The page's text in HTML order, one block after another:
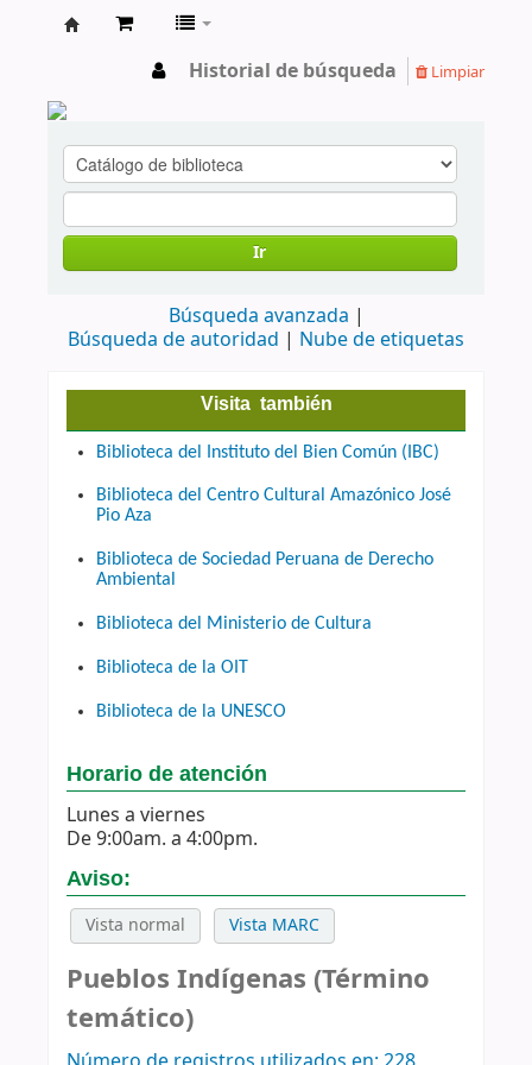
Historial de búsqueda Limpiar
Ir
Búsqueda avanzada
Búsqueda de autoridad
Nube de etiquetas
Visita también
Biblioteca del Instituto del Bien Común (IBC)
Biblioteca del Centro Cultural Amazónico José
Pio Aza
Biblioteca de Sociedad Peruana de Derecho
Ambiental
Biblioteca del Ministerio de Cultura
Biblioteca de la OIT
Biblioteca de la UNESCO
Horario de atención
Lunes a viernes
De 9:00am. a 4:00pm.
Aviso:
Vista normal Vista MARC
Pueblos Indígenas (Término
temático)